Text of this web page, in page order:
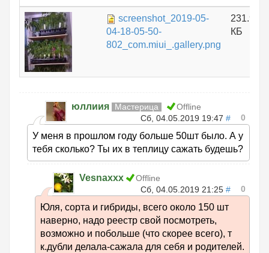
screenshot_2019-05-
04-18-05-50-
802_com.miui_.gallery.png
231.92
КБ
юллиия Мастерица
Offline
Сб, 04.05.2019 19:47 # 0
У меня в прошлом году больше 50шт было. А у
тебя сколько? Ты их в теплицу сажать будешь?
Vesnaxxx
Offline
Сб, 04.05.2019 21:25 # 0
Юля, сорта и гибриды, всего около 150 шт
наверно, надо реестр свой посмотреть,
возможно и побольше (что скорее всего), т
к.дубли делала-сажала для себя и родителей.